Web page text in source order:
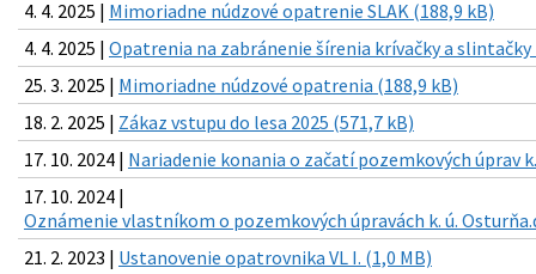
4. 4. 2025 | Mimoriadne núdzové opatrenie SLAK (188,9 kB)
4. 4. 2025 | Opatrenia na zabránenie šírenia krívačky a slintačky
25. 3. 2025 | Mimoriadne núdzové opatrenia (188,9 kB)
18. 2. 2025 | Zákaz vstupu do lesa 2025 (571,7 kB)
17. 10. 2024 | Nariadenie konania o začatí pozemkových úprav
17. 10. 2024 |
Oznámenie vlastníkom o pozemkových úpravách k. ú.
21. 2. 2023 | Ustanovenie opatrovnika VL I. (1,0 MB)